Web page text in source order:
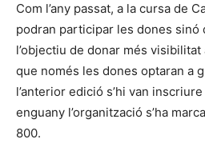
Com l’any passat, a la cursa de
podran participar les dones sinó
l’objectiu de donar més visibilitat
que només les dones optaran a
l’anterior edició s’hi van
enguany l’organització s’ha
800.